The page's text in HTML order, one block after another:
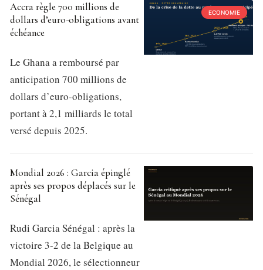
ECONOMIE
Accra règle 700 millions de
dollars d’euro-obligations avant
échéance
Le Ghana a remboursé par
anticipation 700 millions de
dollars d’euro-obligations,
portant à 2,1 milliards le total
versé depuis 2025.
Mondial 2026 : Garcia épinglé
après ses propos déplacés sur le
Sénégal
Rudi Garcia Sénégal : après la
victoire 3-2 de la Belgique au
Mondial 2026, le sélectionneur